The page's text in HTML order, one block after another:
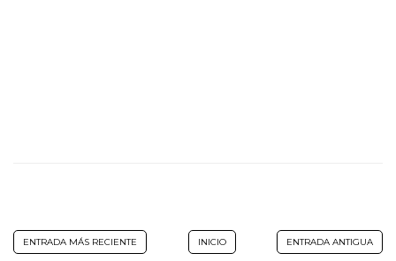
ENTRADA MÁS RECIENTE ENTRADA ANTIGUA
INICIO